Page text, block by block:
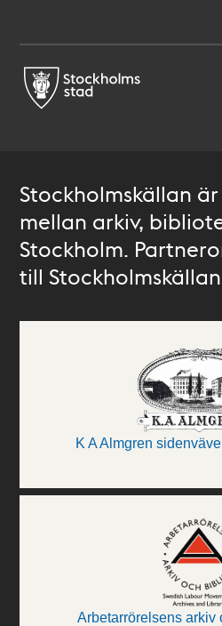
Stockholmskällan
mellan arkiv,
Stockholm.
till
K A Almgren
Arbetarrörelsens arkiv